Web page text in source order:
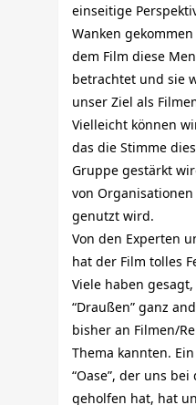
einseitige
Wanken
dem Film diese
betrachtet und sie
unser Ziel als
Vielleicht können
das die Stimme
Gruppe gestärkt
von
genutzt wird.
Von den Experten
hat der Film tolles
Viele haben
“Draußen” ganz
bisher an Filmen/
Thema kannten.
“Oase”, der uns
geholfen hat, hat